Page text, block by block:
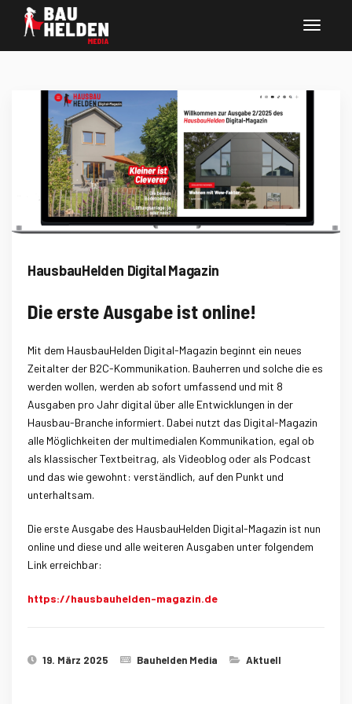
HausbauHelden Digital Magazin
Die erste Ausgabe ist online!
Mit dem HausbauHelden Digital-Magazin beginnt ein neues
Zeitalter der B2C-Kommunikation. Bauherren und solche die es
werden wollen, werden ab sofort umfassend und mit 8
Ausgaben pro Jahr digital über alle Entwicklungen in der
Hausbau-Branche informiert. Dabei nutzt das Digital-Magazin
alle Möglichkeiten der multimedialen Kommunikation, egal ob
als klassischer Textbeitrag, als Videoblog oder als Podcast
und das wie gewohnt: verständlich, auf den Punkt und
unterhaltsam.
Die erste Ausgabe des HausbauHelden Digital-Magazin ist nun
online und diese und alle weiteren Ausgaben unter folgendem
Link erreichbar:
https://hausbauhelden-magazin.de
19. März 2025 Bauhelden Media Aktuell